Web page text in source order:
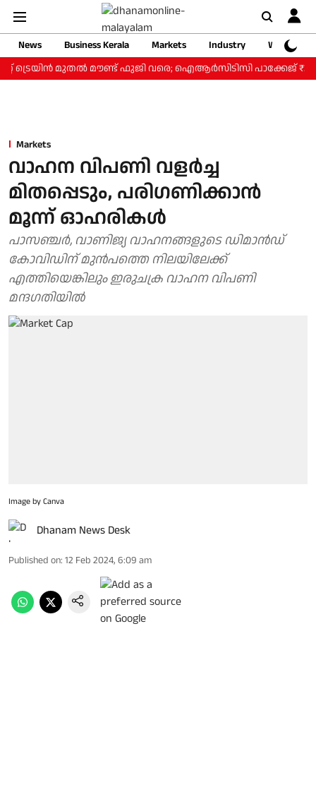
News Business Kerala Markets Industry
Web
ട്രെയിന്‍ മുതല്‍ മൗണ്ട് ഫുജി വരെ; ഐആര്‍സിടിസി പാക്കേജ്
Markets
വാഹന വിപണി വളര്‍ച്ച
മിതപ്പെടും, പരിഗണിക്കാന്‍
മൂന്ന് ഓഹരികള്‍
പാസഞ്ചര്‍, വാണിജ്യ വാഹനങ്ങളുടെ ഡിമാന്‍ഡ്
കോവിഡിന് മുന്‍പത്തെ നിലയിലേക്ക്
എത്തിയെങ്കിലും ഇരുചക്ര വാഹന വിപണി
മന്ദഗതിയില്‍
Image by Canva
Dhanam News Desk
Published on: 12 Feb 2024, 6:09 am